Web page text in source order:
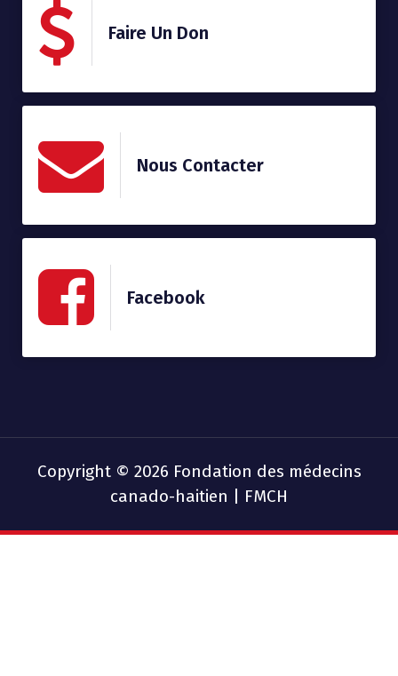
Faire Un Don
Nous Contacter
Facebook
Copyright © 2026 Fondation des médecins
canado-haitien | FMCH